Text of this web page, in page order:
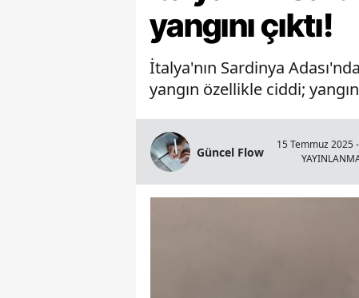
yangını çıktı!
İtalya'nın Sardinya
yangın özellikle ciddi;
Güncel Flow
15 Temmuz 2025